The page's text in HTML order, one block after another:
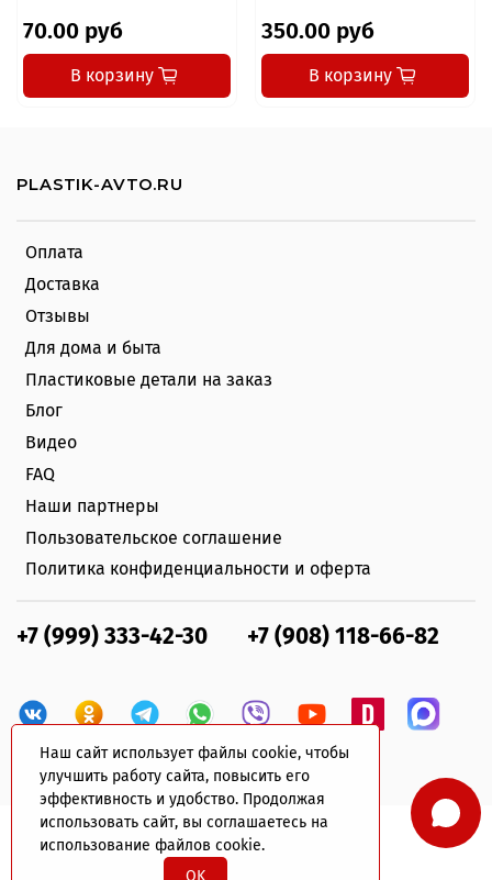
Наш сайт использует файлы cookie, чтобы
улучшить работу сайта, повысить его
эффективность и удобство. Продолжая
использовать сайт, вы соглашаетесь на
использование файлов cookie.
OK
70.00 руб
В корзину
350.00 руб
В корзину
Оплата
Доставка
Отзывы
Для дома и быта
Пластиковые детали на заказ
Блог
Видео
FAQ
Наши партнеры
Пользовательское соглашение
Политика конфиденциальности и оферта
+7 (999) 333-42-30 +7 (908) 118-66-82
PLASTIK-AVTO.RU
© 2022 plastik-avto.ru Все права защищены